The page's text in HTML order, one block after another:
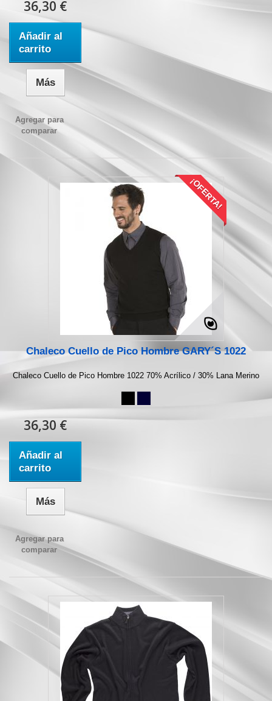
36,30 €
Añadir al
carrito
Más
Agregar para
comparar
¡OFERTA!
Chaleco Cuello de Pico Hombre GARY´S 1022
Chaleco Cuello de Pico Hombre 1022 70% Acrílico / 30% Lana Merino
36,30 €
Añadir al
carrito
Más
Agregar para
comparar